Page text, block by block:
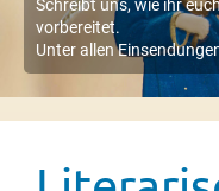
Schreibt uns, wie ihr
vorbereitet.
Unter allen